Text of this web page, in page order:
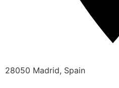
28050 Madrid, Spain